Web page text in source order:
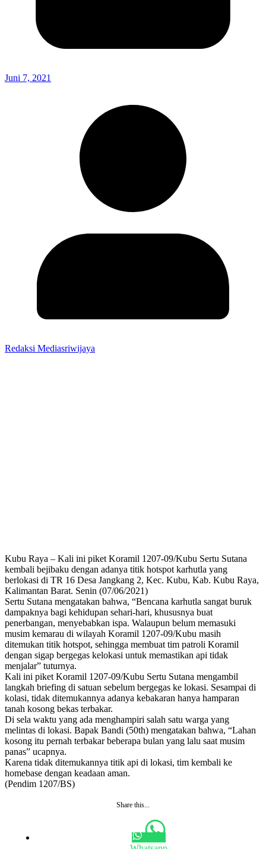
Juni 7, 2021
Redaksi Mediasriwijaya
Kubu Raya – Kali ini piket Koramil 1207-09/Kubu Sertu Sutana
kembali bejibaku dengan adanya titik hotspot karhutla yang
berlokasi di TR 16 Desa Jangkang 2, Kec. Kubu, Kab. Kubu Raya,
Kalimantan Barat. Senin (07/06/2021)
Sertu Sutana mengatakan bahwa, “Bencana karhutla sangat buruk
dampaknya bagi kehidupan sehari-hari, khususnya buat
penerbangan, menyebabkan ispa. Walaupun belum memasuki
musim kemarau di wilayah Koramil 1207-09/Kubu masih
ditemukan titik hotspot, sehingga membuat tim patroli Koramil
dengan sigap bergegas kelokasi untuk memastikan api tidak
menjalar” tuturnya.
Kali ini piket Koramil 1207-09/Kubu Sertu Sutana mengambil
langkah briefing di satuan sebelum bergegas ke lokasi. Sesampai di
kolasi, tidak ditemukannya adanya kebakaran hanya hamparan
tanah kosong bekas terbakar.
Di sela waktu yang ada menghampiri salah satu warga yang
melintas di lokasi. Bapak Bandi (50th) mengatakan bahwa, “Lahan
kosong itu pernah terbakar beberapa bulan yang lalu saat musim
panas” ucapnya.
Karena tidak ditemukannya titik api di lokasi, tim kembali ke
homebase dengan keadaan aman.
(Pendim 1207/BS)
Share this...